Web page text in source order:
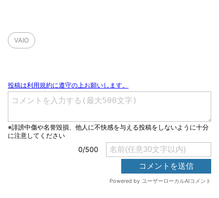
VAIO